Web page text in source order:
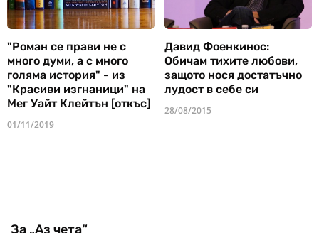
"Роман се прави не с
много думи, а с много
голяма история" - из
"Красиви изгнаници" на
Мег Уайт Клейтън [откъс]
01/11/2019
Давид Фоенкинос:
Обичам тихите любови,
защото нося достатъчно
лудост в себе си
28/08/2015
За „Аз чета“